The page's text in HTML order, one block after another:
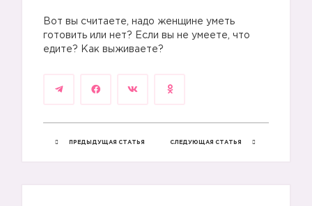
Вот вы считаете, надо женщине уметь
готовить или нет? Если вы не умеете, что
едите? Как выживаете?
ПРЕДЫДУЩАЯ СТАТЬЯ СЛЕДУЮЩАЯ СТАТЬЯ